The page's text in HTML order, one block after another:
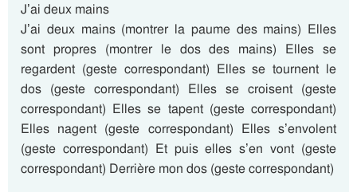
J’ai deux mains
J’ai deux mains (montrer la paume des mains) Elles
sont propres (montrer le dos des mains) Elles se
regardent (geste correspondant) Elles se tournent le
dos (geste correspondant) Elles se croisent (geste
correspondant) Elles se tapent (geste correspondant)
Elles nagent (geste correspondant) Elles s’envolent
(geste correspondant) Et puis elles s’en vont (geste
correspondant) Derrière mon dos (geste correspondant)